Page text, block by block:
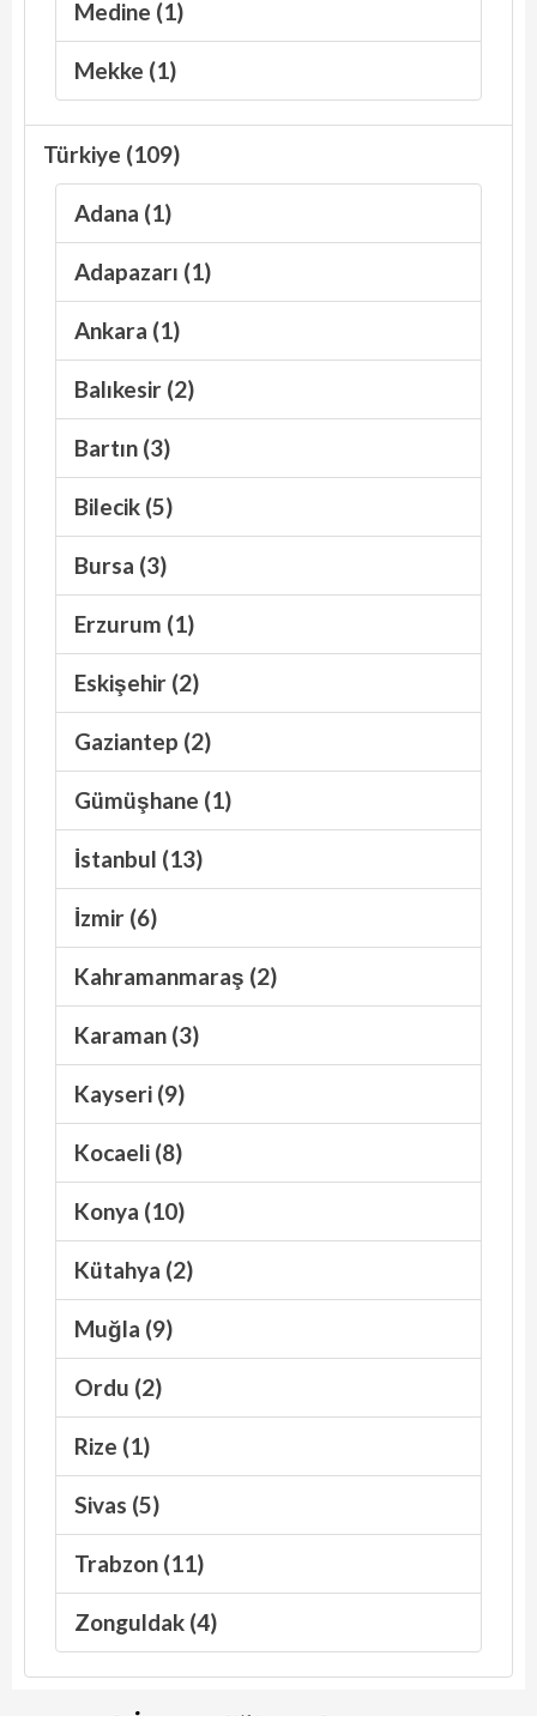
Medine (1)
Mekke (1)
Türkiye (109)
Adana (1)
Adapazarı (1)
Ankara (1)
Balıkesir (2)
Bartın (3)
Bilecik (5)
Bursa (3)
Erzurum (1)
Eskişehir (2)
Gaziantep (2)
Gümüşhane (1)
İstanbul (13)
İzmir (6)
Kahramanmaraş (2)
Karaman (3)
Kayseri (9)
Kocaeli (8)
Konya (10)
Kütahya (2)
Muğla (9)
Ordu (2)
Rize (1)
Sivas (5)
Trabzon (11)
Zonguldak (4)